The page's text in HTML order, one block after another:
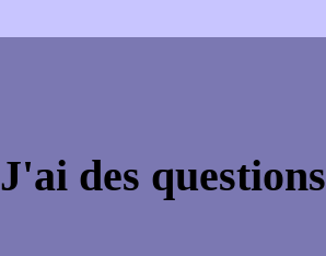
J'ai des questions